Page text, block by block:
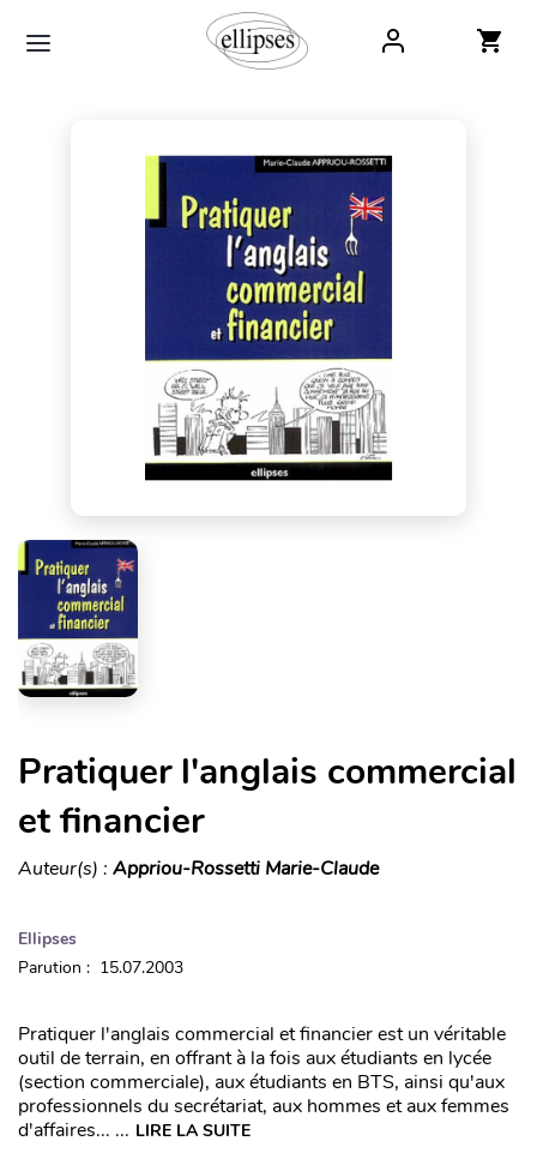
Pratiquer l'anglais commercial
et financier
Auteur(s) : Appriou-Rossetti Marie-Claude
Ellipses
Parution : 15.07.2003
Pratiquer l'anglais commercial et financier est un véritable
outil de terrain, en offrant à la fois aux étudiants en lycée
(section commerciale), aux étudiants en BTS, ainsi qu'aux
professionnels du secrétariat, aux hommes et aux femmes
d'affaires... ... LIRE LA SUITE